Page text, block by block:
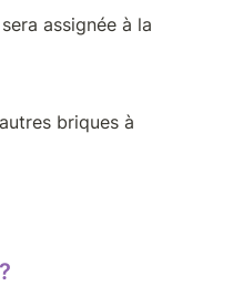
assignée à la
briques à